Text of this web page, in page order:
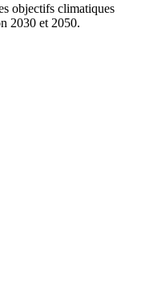
objectifs climatiques
2030 et 2050.